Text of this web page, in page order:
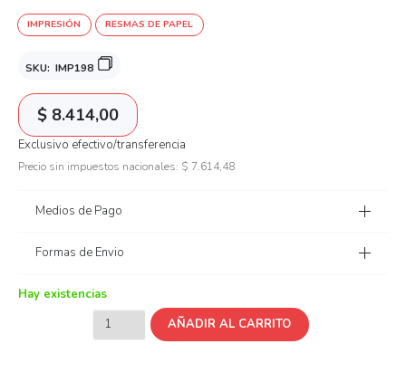
IMPRESIÓN RESMAS DE PAPEL
SKU: IMP198
$8.414,00
Exclusivo efectivo/transferencia
Precio sin impuestos nacionales: $ 7.614,48
Medios de Pago
Formas de Envio
Hay existencias
AÑADIR AL CARRITO